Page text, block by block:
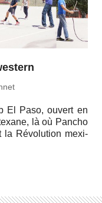
El Paso, ouvert en
là où Pancho
la Ré­vo­lu­tion mexi­